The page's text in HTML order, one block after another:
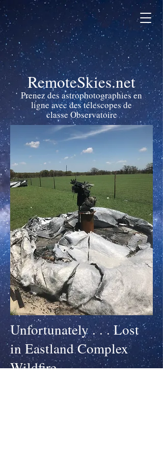
RemoteSkies.net
Prenez des astrophotographies en
ligne avec des télescopes de
classe Observatoire
Unfortunately . . . Lost
in Eastland Complex
Wildfire.